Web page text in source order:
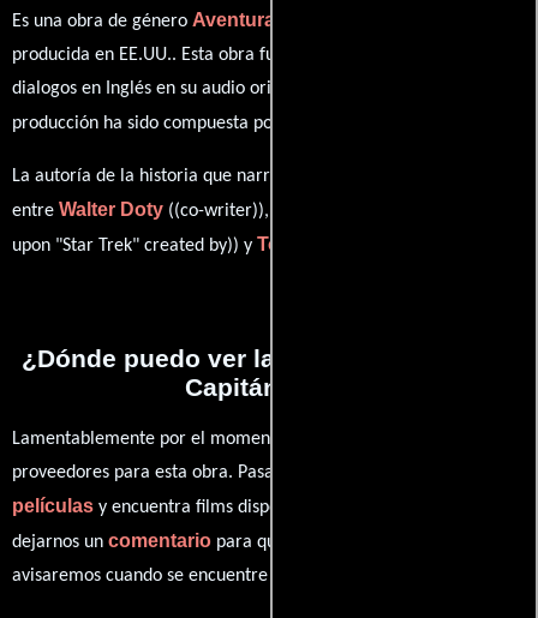
Es una obra de género Aventura
producida en EE.UU.. Esta obra fue grabada originalmente con
dialogos en Inglés en su audio original. La banda sonora para esta
producción ha sido compuesta por
La autoría de la historia que narra esta obra está compartida
entre Walter Doty ((co-writer)),
upon "Star Trek" created by)) y Todd Shawn
¿Dónde puedo ver la películas Star Trek:
Capitán Pike?
Lamentablemente por el momento no contamos con enlaces a
proveedores para esta obra. Pasa por nuestro catálogo de
películas y encuentra films disponibles. También puedes
dejarnos un comentario para que le demos prioridad y te
avisaremos cuando se encuentre disponible